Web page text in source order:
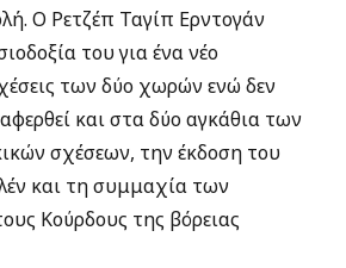
Ο Ρετζέπ Ταγίπ Ερντογάν
του για ένα νέο
των δύο χωρών ενώ δεν
και στα δύο αγκάθια των
σχέσεων, την έκδοση του
και τη συμμαχία των
Κούρδους της βόρειας